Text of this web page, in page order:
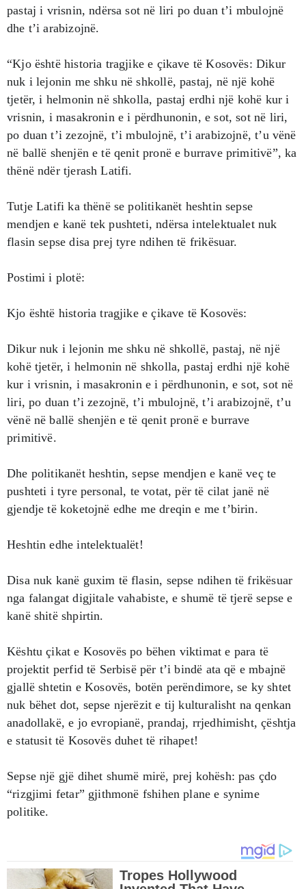
pastaj i vrisnin, ndërsa sot në liri po duan t’i mbulojnë
dhe t’i arabizojnë.
“Kjo është historia tragjike e çikave të Kosovës: Dikur
nuk i lejonin me shku në shkollë, pastaj, në një kohë
tjetër, i helmonin në shkolla, pastaj erdhi një kohë kur i
vrisnin, i masakronin e i përdhunonin, e sot, sot në liri,
po duan t’i zezojnë, t’i mbulojnë, t’i arabizojnë, t’u vënë
në ballë shenjën e të qenit pronë e burrave primitivë”, ka
thënë ndër tjerash Latifi.
Tutje Latifi ka thënë se politikanët heshtin sepse
mendjen e kanë tek pushteti, ndërsa intelektualet nuk
flasin sepse disa prej tyre ndihen të frikësuar.
Postimi i plotë:
Kjo është historia tragjike e çikave të Kosovës:
Dikur nuk i lejonin me shku në shkollë, pastaj, në një
kohë tjetër, i helmonin në shkolla, pastaj erdhi një kohë
kur i vrisnin, i masakronin e i përdhunonin, e sot, sot në
liri, po duan t’i zezojnë, t’i mbulojnë, t’i arabizojnë, t’u
vënë në ballë shenjën e të qenit pronë e burrave
primitivë.
Dhe politikanët heshtin, sepse mendjen e kanë veç te
pushteti i tyre personal, te votat, për të cilat janë në
gjendje të koketojnë edhe me dreqin e me t’birin.
Heshtin edhe intelektualët!
Disa nuk kanë guxim të flasin, sepse ndihen të frikësuar
nga falangat digjitale vahabiste, e shumë të tjerë sepse e
kanë shitë shpirtin.
Kështu çikat e Kosovës po bëhen viktimat e para të
projektit perfid të Serbisë për t’i bindë ata që e mbajnë
gjallë shtetin e Kosovës, botën perëndimore, se ky shtet
nuk bëhet dot, sepse njerëzit e tij kulturalisht na qenkan
anadollakë, e jo evropianë, prandaj, rrjedhimisht, çështja
e statusit të Kosovës duhet të rihapet!
Sepse një gjë dihet shumë mirë, prej kohësh: pas çdo
“rizgjimi fetar” gjithmonë fshihen plane e synime
politike.